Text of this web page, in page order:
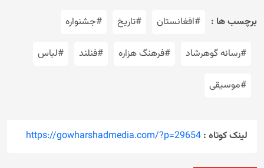
برچسب ها : #افغانستان #تاریخ #جشنواره
#رسانه گوهرشاد #فرهنگ هزاره #فنلند #لباس
#موسیقی
لینک کوتاه : https://gowharshadmedia.com/?p=29654